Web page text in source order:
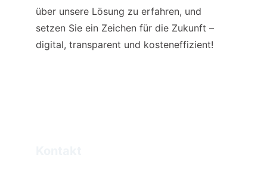
über unsere Lösung zu erfahren, und
setzen Sie ein Zeichen für die Zukunft –
digital, transparent und kosteneffizient!